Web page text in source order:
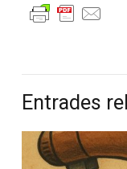
No ho sé